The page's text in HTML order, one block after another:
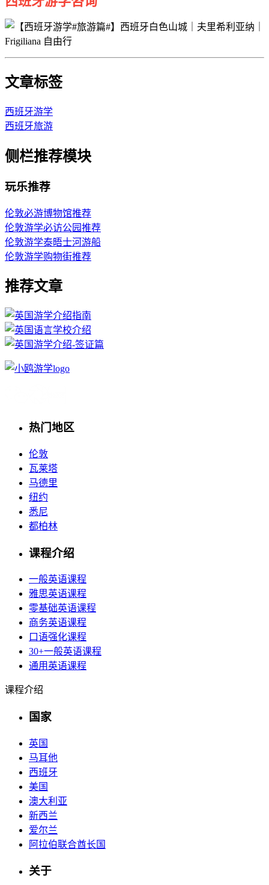
文章标签
西班牙游学
西班牙旅游
侧栏推荐模块
玩乐推荐
伦敦必游博物馆推荐
伦敦游学必访公园推荐
伦敦游学泰晤士河游船
伦敦游学购物街推荐
推荐文章
热门地区
伦敦
瓦莱塔
马德里
纽约
悉尼
都柏林
课程介绍
一般英语课程
雅思英语课程
零基础英语课程
商务英语课程
口语强化课程
30+一般英语课程
通用英语课程
课程介绍
国家
英国
马耳他
西班牙
美国
澳大利亚
新西兰
爱尔兰
阿拉伯联合酋长国
关于